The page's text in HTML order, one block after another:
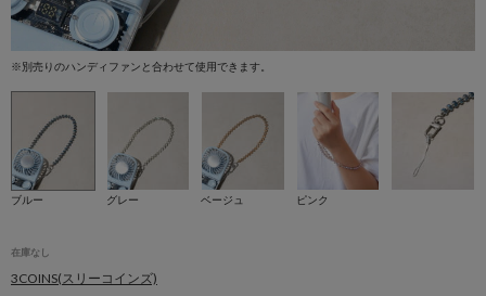
※別売りのハンディファンと合わせて使用できます。
ブルー グレー ベージュ ピンク
在庫なし
3COINS(スリーコインズ)